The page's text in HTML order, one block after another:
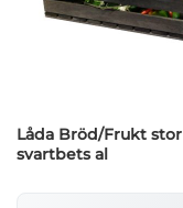
Låda Bröd/Frukt stor
svartbets al